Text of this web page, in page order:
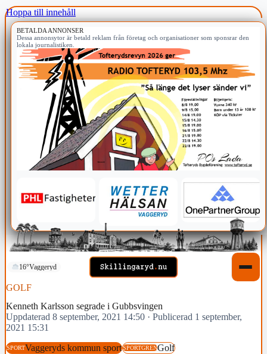
Hoppa till innehåll
BETALDA ANNONSER
Dessa annonsytor är betald reklam från företag och organisationer som sponsrar den
lokala journalistiken.
16°Vaggeryd
GOLF
Kenneth Karlsson segrade i Gubbsvingen
Uppdaterad 8 september, 2021 14:50 · Publicerad 1 september,
2021 15:31
SPORTVaggeryds kommun sportSPORTGRENGolf